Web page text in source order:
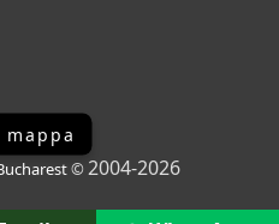
©2004-2026
mappa